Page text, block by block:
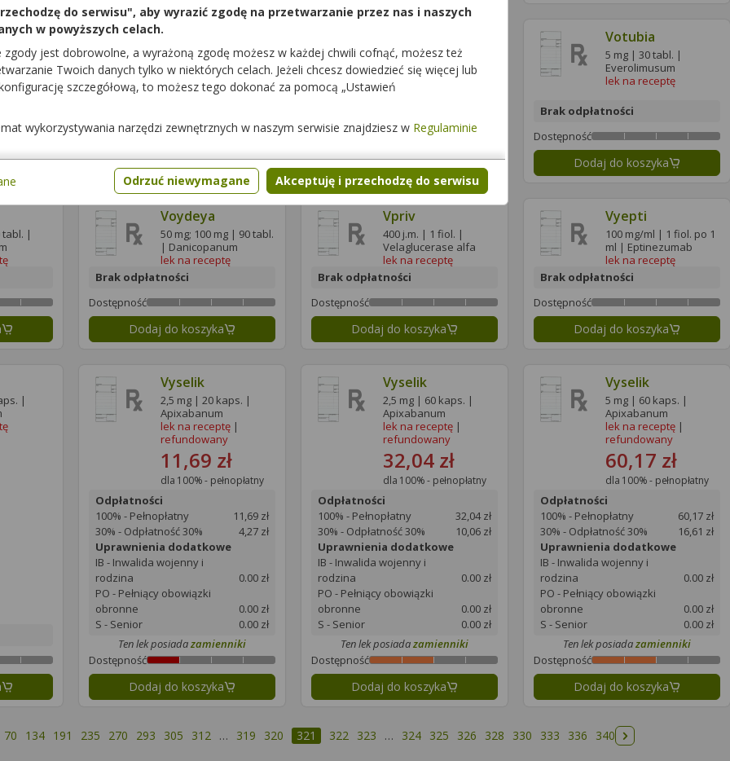
|
Votubia
10 mg | 30 tabl. |
Everolimusum
lek na receptę
Dostępność
Dodaj do koszyka
2,5 mg | 30 tabl. |
Everolimusum
lek na receptę
Dostępność
Dodaj do koszyka
Votubia
5 mg | 30 tabl. |
Everolimusum
lek na receptę
Dostępność
Brak odpłatności
Dodaj do koszyka
tabl. |
Voydeya
50 mg; 100 mg | 90 tabl.
| Danicopanum
lek na receptę
Dostępność
Brak odpłatności
Dodaj do koszyka
Vpriv
400 j.m. | 1 fiol. |
Velaglucerase alfa
lek na receptę
Dostępność
Brak odpłatności
Dodaj do koszyka
Vyepti
100 mg/ml | 1 fiol. po 1
ml | Eptinezumab
lek na receptę
Dostępność
Brak odpłatności
Dodaj do koszyka
|
Vyselik
2,5 mg | 20 kaps. |
Apixabanum
lek na receptę |
refundowany
11,69 zł
dla 100% - pełnopłatny
Dostępność
Odpłatności
100% - Pełnopłatny
11,69 zł
30% - Odpłatność 30%
4,27 zł
Uprawnienia dodatkowe
IB - Inwalida wojenny i
rodzina
0.00 zł
PO - Pełniący obowiązki
obronne
0.00 zł
S - Senior
0.00 zł
Ten lek posiadazamienniki
Dodaj do koszyka
Vyselik
2,5 mg | 60 kaps. |
Apixabanum
lek na receptę |
refundowany
32,04 zł
dla 100% - pełnopłatny
Dostępność
Odpłatności
100% - Pełnopłatny
32,04 zł
30% - Odpłatność 30%
10,06 zł
Uprawnienia dodatkowe
IB - Inwalida wojenny i
rodzina
0.00 zł
PO - Pełniący obowiązki
obronne
0.00 zł
S - Senior
0.00 zł
Ten lek posiadazamienniki
Dodaj do koszyka
Vyselik
5 mg | 60 kaps. |
Apixabanum
lek na receptę |
refundowany
60,17 zł
dla 100% - pełnopłatny
Dostępność
Odpłatności
100% - Pełnopłatny
60,17 zł
30% - Odpłatność 30%
16,61 zł
Uprawnienia dodatkowe
IB - Inwalida wojenny i
rodzina
0.00 zł
PO - Pełniący obowiązki
obronne
0.00 zł
S - Senior
0.00 zł
Ten lek posiadazamienniki
Dodaj do koszyka
strona
70 134 191 235 270 293 305 312 … 319 320 321 322 323 … 324 325 326 328 330 333 336 340 Następna strona
do serwisu", aby wyrazić zgodę na przetwarzanie przez nas i naszych
w powyższych celach.
zgody jest dobrowolne, a wyrażoną zgodę możesz w każdej chwili cofnąć, możesz też
Twoich danych tylko w niektórych celach. Jeżeli chcesz dowiedzieć się więcej lub
szczegółową, to możesz tego dokonać za pomocą „Ustawień
wykorzystywania narzędzi zewnętrznych w naszym serwisie znajdziesz w Regulaminie
Odrzuć niewymagane Akceptuję i przechodzę do serwisu